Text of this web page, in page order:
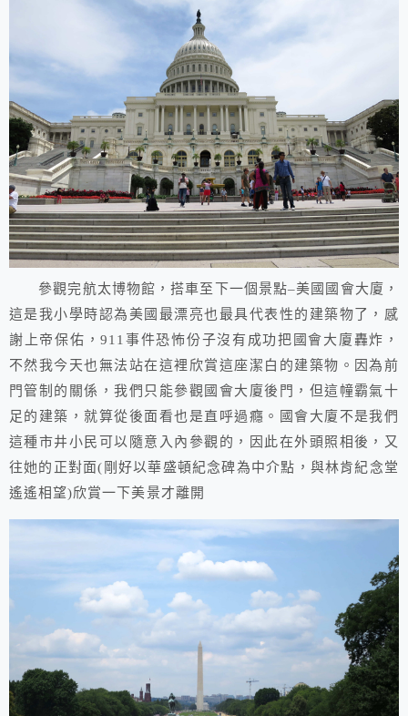
參觀完航太博物館，搭車至下一個景點–美國國會大廈，
這是我小學時認為美國最漂亮也最具代表性的建築物了，感
謝上帝保佑，911事件恐怖份子沒有成功把國會大廈轟炸，
不然我今天也無法站在這裡欣賞這座潔白的建築物。因為前
門管制的關係，我們只能參觀國會大廈後門，但這幢霸氣十
足的建築，就算從後面看也是直呼過癮。國會大廈不是我們
這種市井小民可以隨意入內參觀的，因此在外頭照相後，又
往她的正對面(剛好以華盛頓紀念碑為中介點，與林肯紀念堂
遙遙相望)欣賞一下美景才離開